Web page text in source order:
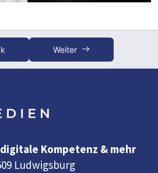
(Schriften)
Weiter
Kompetenz & mehr
Ludwigsburg